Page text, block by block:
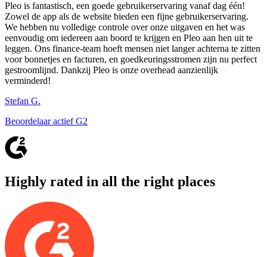
Pleo is fantastisch, een goede gebruikerservaring vanaf dag één!
Zowel de app als de website bieden een fijne gebruikerservaring.
We hebben nu volledige controle over onze uitgaven en het was
eenvoudig om iedereen aan boord te krijgen en Pleo aan hen uit te
leggen. Ons finance-team hoeft mensen niet langer achterna te zitten
voor bonnetjes en facturen, en goedkeuringsstromen zijn nu perfect
gestroomlijnd. Dankzij Pleo is onze overhead aanzienlijk
verminderd!
Stefan G.
Beoordelaar actief G2
Highly rated in all the right places